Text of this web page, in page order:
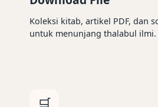
Koleksi kitab, artikel PDF, dan
untuk menunjang thalabul ilmi.